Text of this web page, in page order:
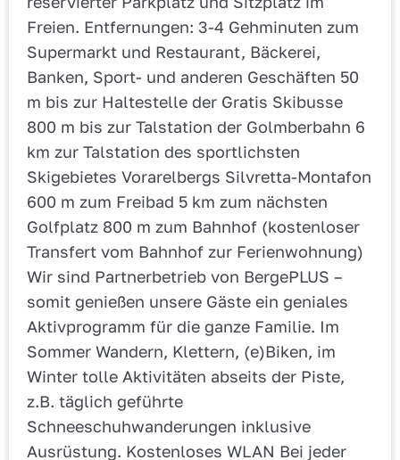
Freien. Entfernungen: 3-4 Gehminuten zum
Supermarkt und Restaurant, Bäckerei,
Banken, Sport- und anderen Geschäften 50
m bis zur Haltestelle der Gratis Skibusse
800 m bis zur Talstation der Golmberbahn 6
km zur Talstation des sportlichsten
Skigebietes Vorarelbergs Silvretta-Montafon
600 m zum Freibad 5 km zum nächsten
Golfplatz 800 m zum Bahnhof (kostenloser
Transfert vom Bahnhof zur Ferienwohnung)
Wir sind Partnerbetrieb von BergePLUS –
somit genießen unsere Gäste ein geniales
Aktivprogramm für die ganze Familie. Im
Sommer Wandern, Klettern, (e)Biken, im
Winter tolle Aktivitäten abseits der Piste,
z.B. täglich geführte
Schneeschuhwanderungen inklusive
Ausrüstung. Kostenloses WLAN Bei jeder